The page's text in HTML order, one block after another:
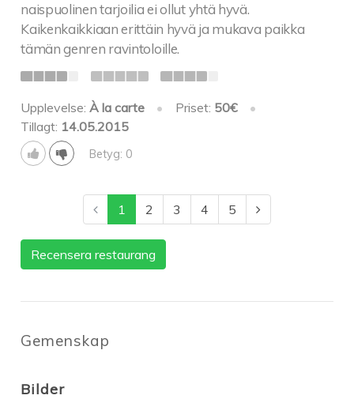
naispuolinen tarjoilia ei ollut yhtä hyvä.
Kaikenkaikkiaan erittäin hyvä ja mukava paikka
tämän genren ravintoloille.
Upplevelse:À la carte • Priset: 50€
•
Tillagt: 14.05.2015
Betyg: 0
1 2 3 4 5
Recensera restaurang
Gemenskap
Bilder